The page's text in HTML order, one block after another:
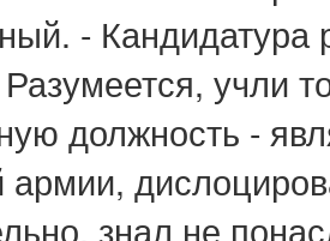
- Кандидатура
учли
должность -
армии,
знал не